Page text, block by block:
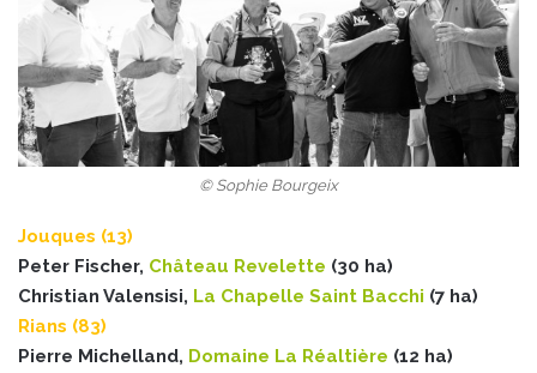
© Sophie Bourgeix
Jouques (13)
Peter Fischer, Château Revelette (30 ha)
Christian Valensisi, La Chapelle Saint Bacchi (7 ha)
Rians (83)
Pierre Michelland, Domaine La Réaltière (12 ha)